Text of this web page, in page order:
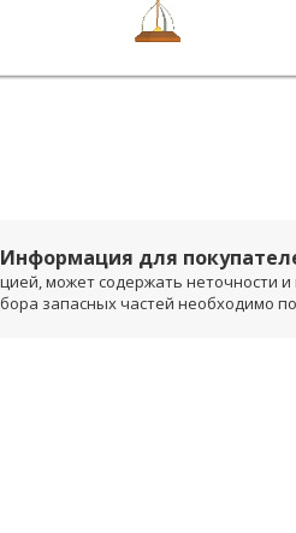
Информация для
может содержать неточности
запасных частей необходимо